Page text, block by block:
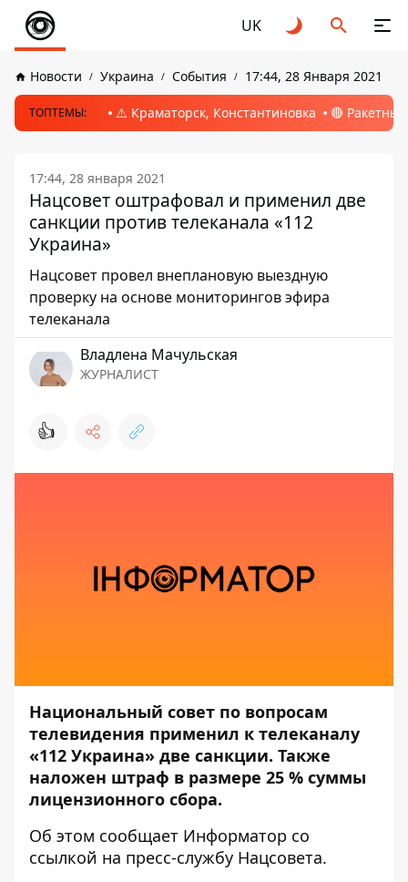
UK
Новости Украина События 17:44, 28 Января 2021
ТОПТЕМЫ: ⚠️ Краматорск, Константиновка 🔴
17:44, 28 января 2021
Нацсовет оштрафовал и применил две
санкции против телеканала «112
Украина»
Нацсовет провел внеплановую выездную
проверку на основе мониторингов эфира
телеканала
Владлена Мачульская
ЖУРНАЛИСТ
👍
Национальный совет по вопросам
телевидения применил к телеканалу
«112 Украина» две санкции. Также
наложен штраф в размере 25 % суммы
лицензионного сбора.
Об этом сообщает Информатор со
ссылкой на пресс-службу Нацсовета.